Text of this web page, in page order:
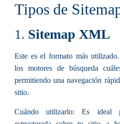
Tipos de
1. Sitemap XML
Este es el formato más
los motores de búsqueda
permitiendo una navegación
sitio.
Cuándo utilizarlo: Es ideal